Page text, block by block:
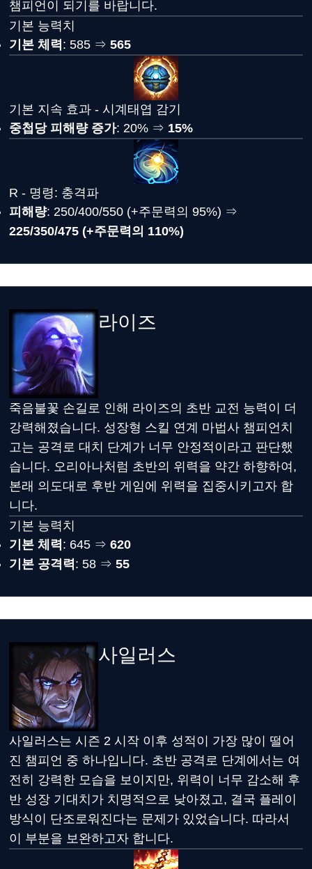
챔피언이 되기를 바랍니다.
기본 능력치
기본 체력: 585 ⇒ 565
기본 지속 효과 - 시계태엽 감기
중첩당 피해량 증가: 20% ⇒ 15%
R - 명령: 충격파
피해량: 250/400/550 (+주문력의 95%) ⇒
225/350/475 (+주문력의 110%)
라이즈
죽음불꽃 손길로 인해 라이즈의 초반 교전 능력이 더
강력해졌습니다. 성장형 스킬 연계 마법사 챔피언치
고는 공격로 대치 단계가 너무 안정적이라고 판단했
습니다. 오리아나처럼 초반의 위력을 약간 하향하여,
본래 의도대로 후반 게임에 위력을 집중시키고자 합
니다.
기본 능력치
기본 체력: 645 ⇒ 620
기본 공격력: 58 ⇒ 55
사일러스
사일러스는 시즌 2 시작 이후 성적이 가장 많이 떨어
진 챔피언 중 하나입니다. 초반 공격로 단계에서는 여
전히 강력한 모습을 보이지만, 위력이 너무 감소해 후
반 성장 기대치가 치명적으로 낮아졌고, 결국 플레이
방식이 단조로워진다는 문제가 있었습니다. 따라서
이 부분을 보완하고자 합니다.